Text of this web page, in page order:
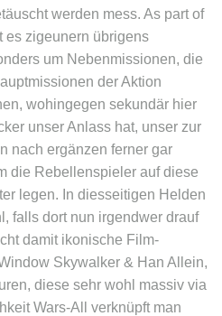
werden mess. As part of
es zigeunern übrigens
um Nebenmissionen, die
der Aktion
wohingegen sekundär hier
unser Anlass hat, unser zur
nach ergänzen ferner gar
die Rebellenspieler auf diese
legen. In diesseitigen Helden
falls dort nun irgendwer drauf
damit ikonische Film-
Skywalker & Han Allein,
diese sehr wohl massiv via
Wars-All verknüpft man